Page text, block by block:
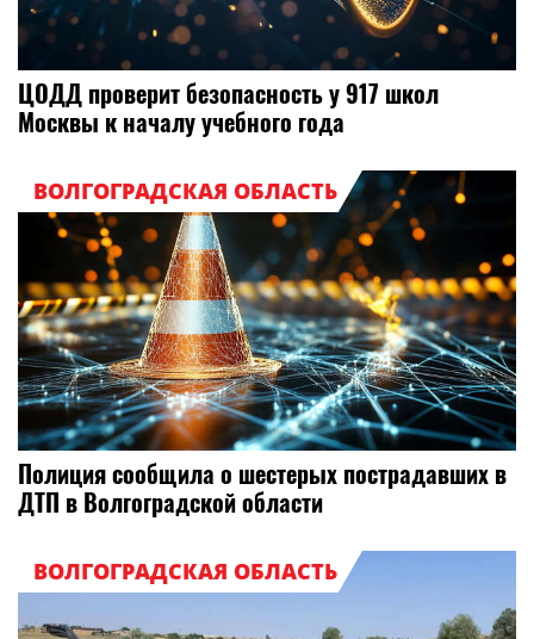
ЦОДД проверит безопасность у 917 школ
Москвы к началу учебного года
ВОЛГОГРАДСКАЯ ОБЛАСТЬ
Полиция сообщила о шестерых пострадавших в
ДТП в Волгоградской области
ВОЛГОГРАДСКАЯ ОБЛАСТЬ